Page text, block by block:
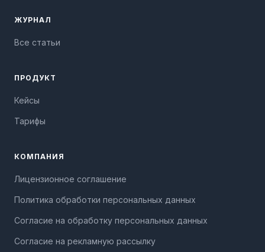
ЖУРНАЛ
Все статьи
ПРОДУКТ
Кейсы
Тарифы
КОМПАНИЯ
Лицензионное соглашение
Политика обработки персональных данных
Согласие на обработку персональных данных
Согласие на рекламную рассылку